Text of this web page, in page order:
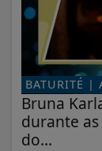
BATURITÉ |
Bruna
durante
do...